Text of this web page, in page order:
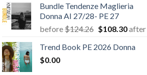
Bundle Tendenze Maglieria
Donna AI 27/28- PE 27
before$124.26 Il
originale
$108.30Il
attuale
after
Trend Book PE 2026 Donna
$0.00